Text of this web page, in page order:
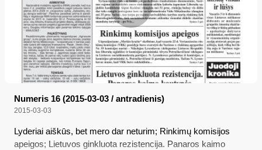
Numeris 16 (2015-03-03 / antradienis)
2015-03-03
Lyderiai aiškūs, bet mero dar neturim; Rinkimų komisijos
apeigos; Lietuvos ginkluota rezistencija. Panaros kaimo